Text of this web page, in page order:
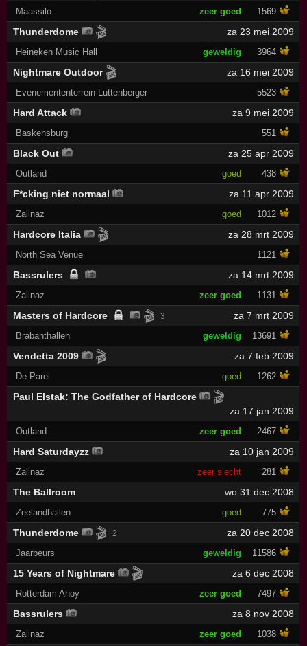
Maassilo zeer goed 1569
Thunderdome 🎬 za 23 mei 2009
Heineken Music Hall geweldig 3964
Nightmare Outdoor 🎬 za 16 mei 2009
Evenemententerrein Luttenberger 5523
Hard Attack za 9 mei 2009
Baskensburg 551
Black Out za 25 apr 2009
Outland goed 438
F*cking niet normaal za 11 apr 2009
Zalinaz goed 1012
Hardcore Italia 🎬 za 28 mrt 2009
North Sea Venue 1121
Bassrulers za 14 mrt 2009
Zalinaz zeer goed 1131
Masters of Hardcore 🎬 3 za 7 mrt 2009
Brabanthallen geweldig 13691
Vendetta 2009 🎬 za 7 feb 2009
De Parel goed 1262
Paul Elstak: The Godfather of Hardcore 🎬
za 17 jan 2009
Outland zeer goed 2467
Hard Saturdayzz za 10 jan 2009
Zalinaz zeer slecht 281
The Ballroom wo 31 dec 2008
Zeelandhallen goed 775
Thunderdome 🎬 2 za 20 dec 2008
Jaarbeurs geweldig 11586
15 Years of Nightmare 🎬 za 6 dec 2008
Rotterdam Ahoy zeer goed 7497
Bassrulers za 8 nov 2008
Zalinaz zeer goed 1038